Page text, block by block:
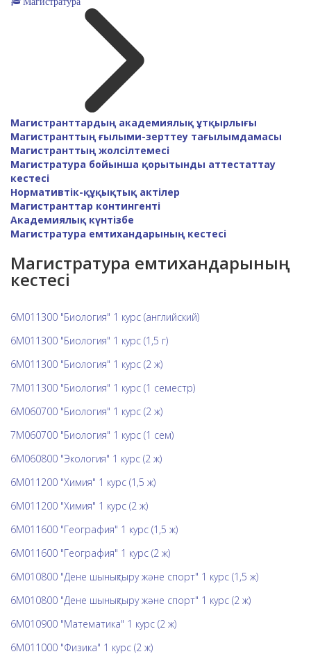
Магистранттардың академиялық ұтқырлығы
Магистранттың ғылыми-зерттеу тағылымдамасы
Магистранттың жолсілтемесі
Магистратура бойынша қорытынды аттестаттау
кестесі
Нормативтік-құқықтық актілер
Магистранттар контингенті
Академиялық күнтізбе
Магистратура емтихандарының кестесі
Магистратура емтихандарының
кестесі
6М011300 "Биология" 1 курс (английский)
6М011300 "Биология" 1 курс (1,5 г)
6М011300 "Биология" 1 курс (2 ж)
7М011300 "Биология" 1 курс (1 семестр)
6М060700 "Биология" 1 курс (2 ж)
7М060700 "Биология" 1 курс (1 сем)
6М060800 "Экология" 1 курс (2 ж)
6М011200 "Химия" 1 курс (1,5 ж)
6М011200 "Химия" 1 курс (2 ж)
6М011600 "География" 1 курс (1,5 ж)
6М011600 "География" 1 курс (2 ж)
6М010800 "Дене шынықтыру және спорт" 1 курс (1,5 ж)
6М010800 "Дене шынықтыру және спорт" 1 курс (2 ж)
6М010900 "Математика" 1 курс (2 ж)
6М011000 "Физика" 1 курс (2 ж)